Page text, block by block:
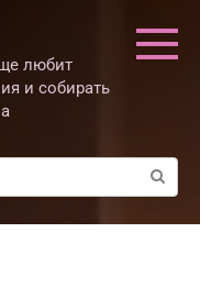
любит
и собирать